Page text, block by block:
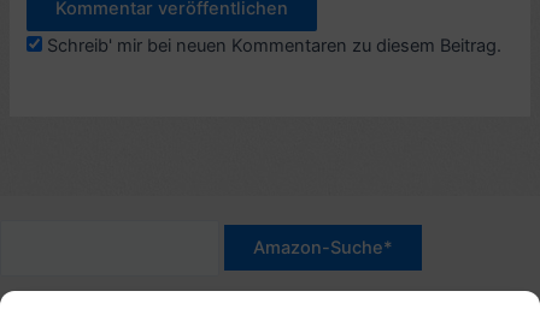
Schreib' mir bei neuen Kommentaren zu diesem Beitrag.
*Werbehinweis für Links mit Hinweis "Amazon-Werbelink(s)",